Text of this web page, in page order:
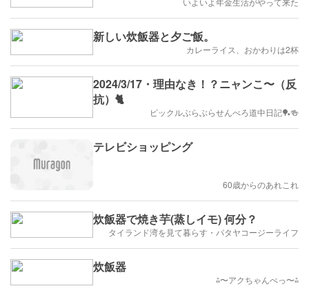
新しい炊飯器と夕ご飯。
カレーライス、おかわりは2杯
2024/3/17・理由なき！？ニャンこ〜（反
抗）🐈
ピックルぶらぶらせんべろ道中日記🏓🍻
テレビショッピング
60歳からのあれこれ
炊飯器で焼き芋(蒸しイモ) 何分？
タイランド湾を見て暮らす・パタヤコージーライフ
炊飯器
⁂〜アクちゃんぺっ〜⁂